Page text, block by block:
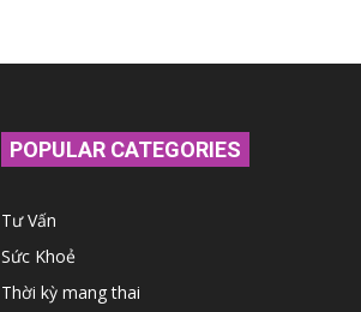
POPULAR CATEGORIES
Tư Vấn
Sức Khoẻ
Thời kỳ mang thai